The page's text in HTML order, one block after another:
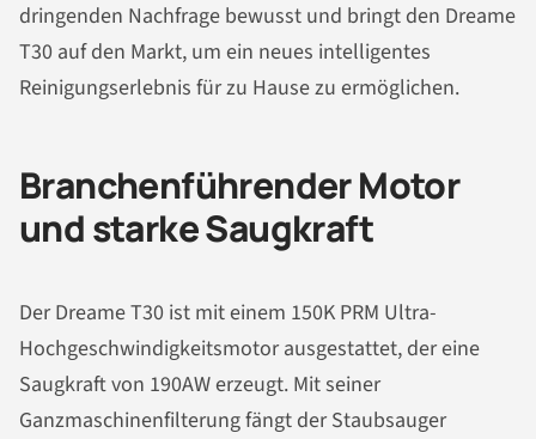
dringenden Nachfrage bewusst und bringt den Dreame
T30 auf den Markt, um ein neues intelligentes
Reinigungserlebnis für zu Hause zu ermöglichen.
Branchenführender Motor
und starke Saugkraft
Der Dreame T30 ist mit einem 150K PRM Ultra-
Hochgeschwindigkeitsmotor ausgestattet, der eine
Saugkraft von 190AW erzeugt. Mit seiner
Ganzmaschinenfilterung fängt der Staubsauger